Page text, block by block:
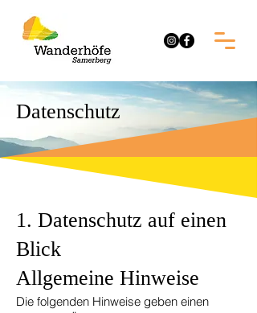
Datenschutz
1. Datenschutz auf einen
Blick
Allgemeine Hinweise
Die folgenden Hinweise geben einen